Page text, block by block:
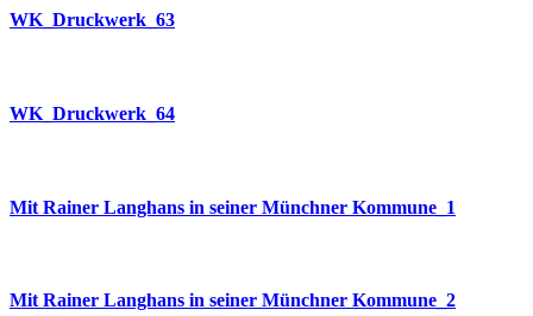
WK_Druckwerk_63
WK_Druckwerk_64
Mit Rainer Langhans in seiner Münchner Kommune_1
Mit Rainer Langhans in seiner Münchner Kommune_2